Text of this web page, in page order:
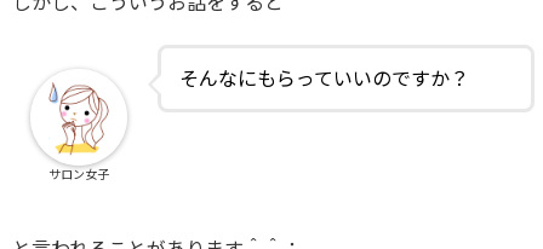
そんなにもらっていいのですか？
サロン女子